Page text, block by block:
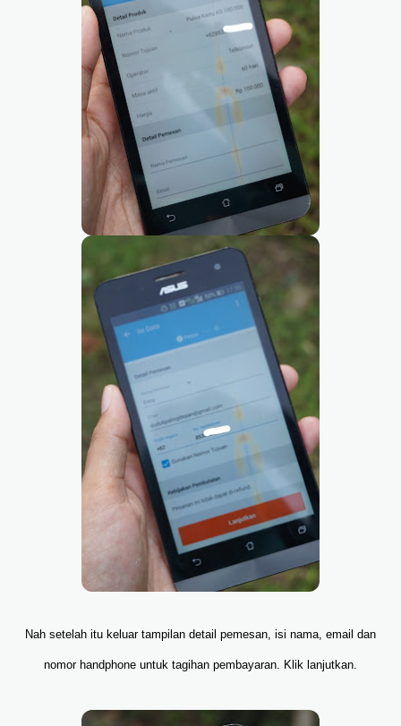
Nah setelah itu keluar tampilan detail pemesan, isi nama, email dan
nomor handphone untuk tagihan pembayaran. Klik lanjutkan.